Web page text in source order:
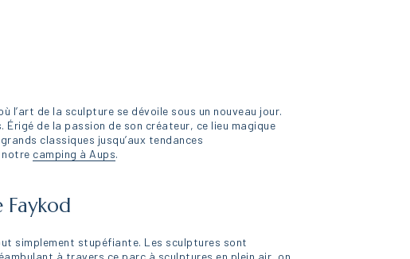
l’art de la sculpture se dévoile sous un nouveau jour.
de la passion de son créateur, ce lieu magique
classiques jusqu’aux tendances
notre camping à Aups.
Faykod
simplement stupéfiante. Les sculptures sont